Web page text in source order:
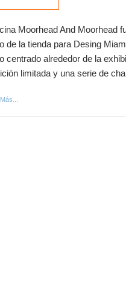
Moorhead And Moorhead
de la tienda para Desing
centrado alrededor de la
limitada y una serie de
Más...